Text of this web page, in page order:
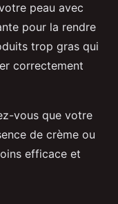
peau avec
pour la rendre
trop gras qui
correctement
vous que votre
de crème ou
efficace et